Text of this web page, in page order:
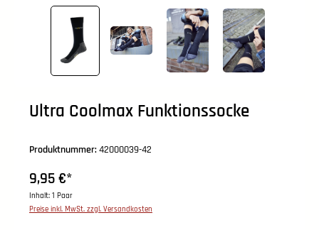
Ultra Coolmax Funktionssocke
9,95 €*
Inhalt: 1 Paar
Preise inkl. MwSt. zzgl. Versandkosten
Produktnummer: 42000039-42